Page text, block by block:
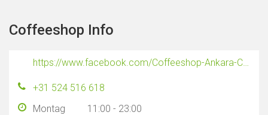
Coffeeshop Info
https://www.facebook.com/Coffeeshop-Ankara-Coevorden-688913015306302/
+31 524 516 618
Montag
11:00 - 23:00